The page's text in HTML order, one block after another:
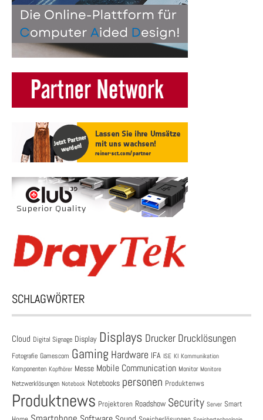
SCHLAGWÖRTER
Cloud Digital Signage Display Displays Drucker Drucklösungen
Fotografie Gamescom Gaming Hardware IFA ISE KI Kommunikation
Komponenten Kopfhörer Messe Mobile Communication Monitor Monitore
Netzwerklösungen Notebook Notebooks personen Produktenws
Produktnews Projektoren Roadshow Security Server Smart